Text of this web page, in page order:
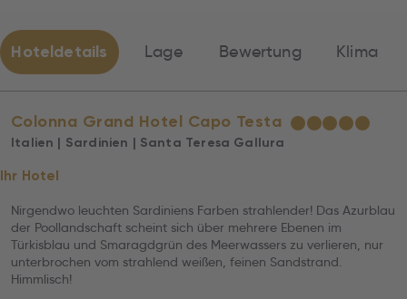
Hoteldetails Lage Bewertung Klima
Colonna Grand Hotel Capo Testa ★★★★★
Italien | Sardinien | Santa Teresa Gallura
Ihr Hotel
Nirgendwo leuchten Sardiniens Farben strahlender! Das Azurblau
der Poollandschaft scheint sich über mehrere Ebenen im
Türkisblau und Smaragdgrün des Meerwassers zu verlieren, nur
unterbrochen vom strahlend weißen, feinen Sandstrand.
Himmlisch!